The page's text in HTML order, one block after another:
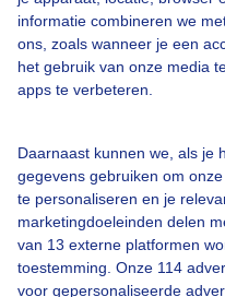
informatie combineren we
ons, zoals wanneer je een
het gebruik van onze media
apps te verbeteren.
Daarnaast kunnen we, als je
gegevens gebruiken om
te personaliseren en je
marketingdoeleinden delen
van 13 externe platformen
toestemming. Onze 114
voor gepersonaliseerde
Bedrijfsgegevens
Veelgestelde vragen
Contact
Gebruikersvoorwaarden
Adverteren
Buienradar Team
Privacy beleid